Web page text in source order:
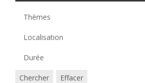
Chercher Effacer